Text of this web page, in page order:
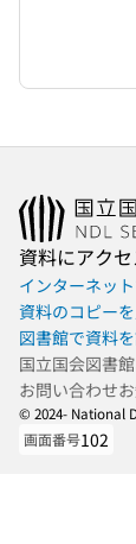
資料にアク
インターネッ
資料のコピー
図書館で資料
国立国会図書
お問い合わせ
© 2024- National
画面番号102